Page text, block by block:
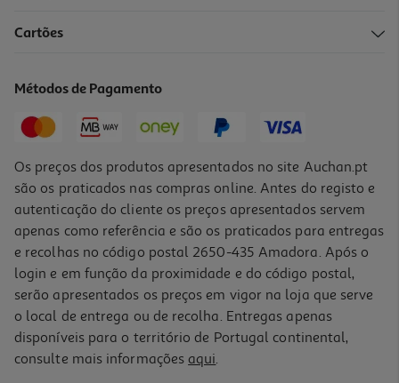
Cartões
Métodos de Pagamento
Os preços dos produtos apresentados no site Auchan.pt
são os praticados nas compras online. Antes do registo e
autenticação do cliente os preços apresentados servem
apenas como referência e são os praticados para entregas
e recolhas no código postal 2650-435 Amadora. Após o
login e em função da proximidade e do código postal,
serão apresentados os preços em vigor na loja que serve
o local de entrega ou de recolha. Entregas apenas
disponíveis para o território de Portugal continental,
consulte mais informações aqui.